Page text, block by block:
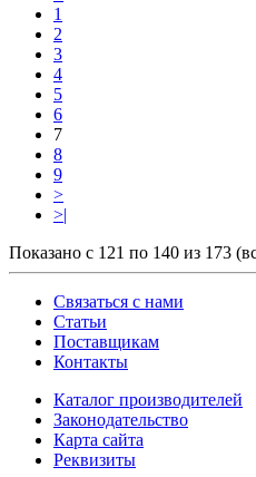
1
2
3
4
5
6
7
8
9
>
>|
Показано с 121 по 140 из 173
Связаться с нами
Статьи
Поставщикам
Контакты
Каталог производителей
Законодательство
Карта сайта
Реквизиты